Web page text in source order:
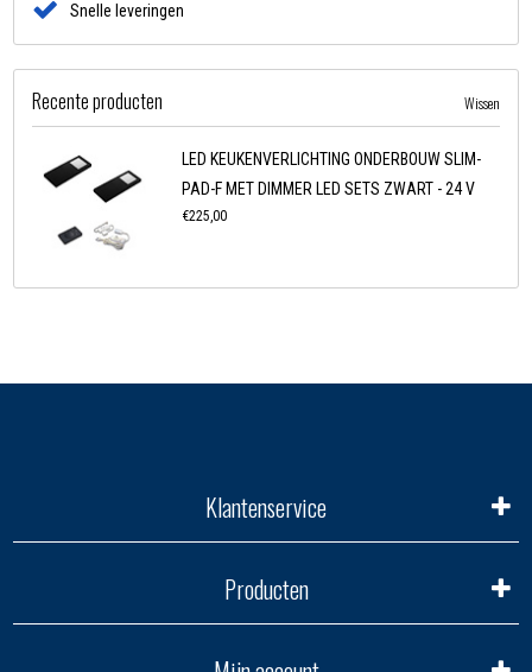
Snelle leveringen
Recente producten Wissen
LED KEUKENVERLICHTING ONDERBOUW SLIM-
PAD-F MET DIMMER LED SETS ZWART - 24 V
€225,00
Klantenservice
Producten